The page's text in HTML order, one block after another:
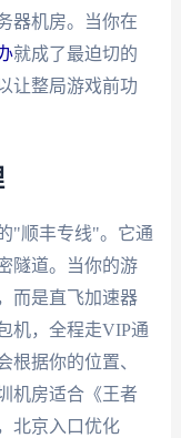
器机房。当你在
就成了最迫切的
让整局游戏前功
"顺丰专线"。它通
隧道。当你的游
而是直飞加速器
机，全程走VIP通
根据你的位置、
机房适合《王者
北京入口优化